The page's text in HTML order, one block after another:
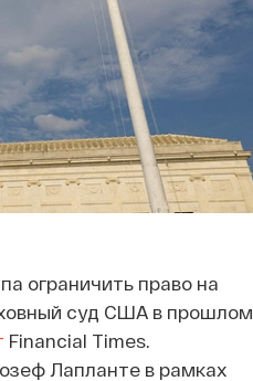
ограничить право на
суд США в прошлом
Financial Times.
Лапланте в рамках